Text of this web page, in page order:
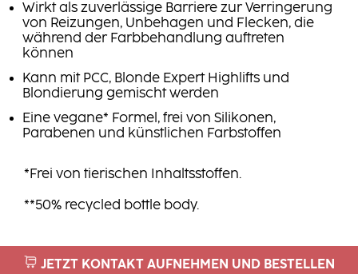
Wirkt als zuverlässige Barriere zur Verringerung
von Reizungen, Unbehagen und Flecken, die
während der Farbbehandlung auftreten
können
Kann mit PCC, Blonde Expert Highlifts und
Blondierung gemischt werden
Eine vegane* Formel, frei von Silikonen,
Parabenen und künstlichen Farbstoffen
*Frei von tierischen Inhaltsstoffen.
**50% recycled bottle body.
JETZT KONTAKT AUFNEHMEN UND BESTELLEN